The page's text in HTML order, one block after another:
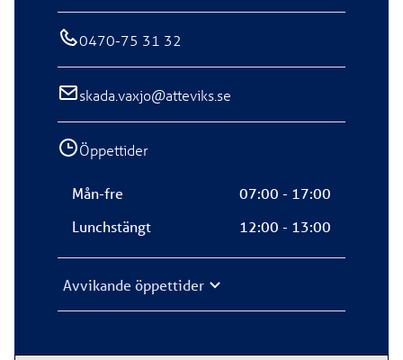
0470-75 31 32
skada.vaxjo@atteviks.se
Öppettider
Mån-fre
07:00 - 17:00
Lunchstängt
12:00 - 13:00
Avvikande öppettider